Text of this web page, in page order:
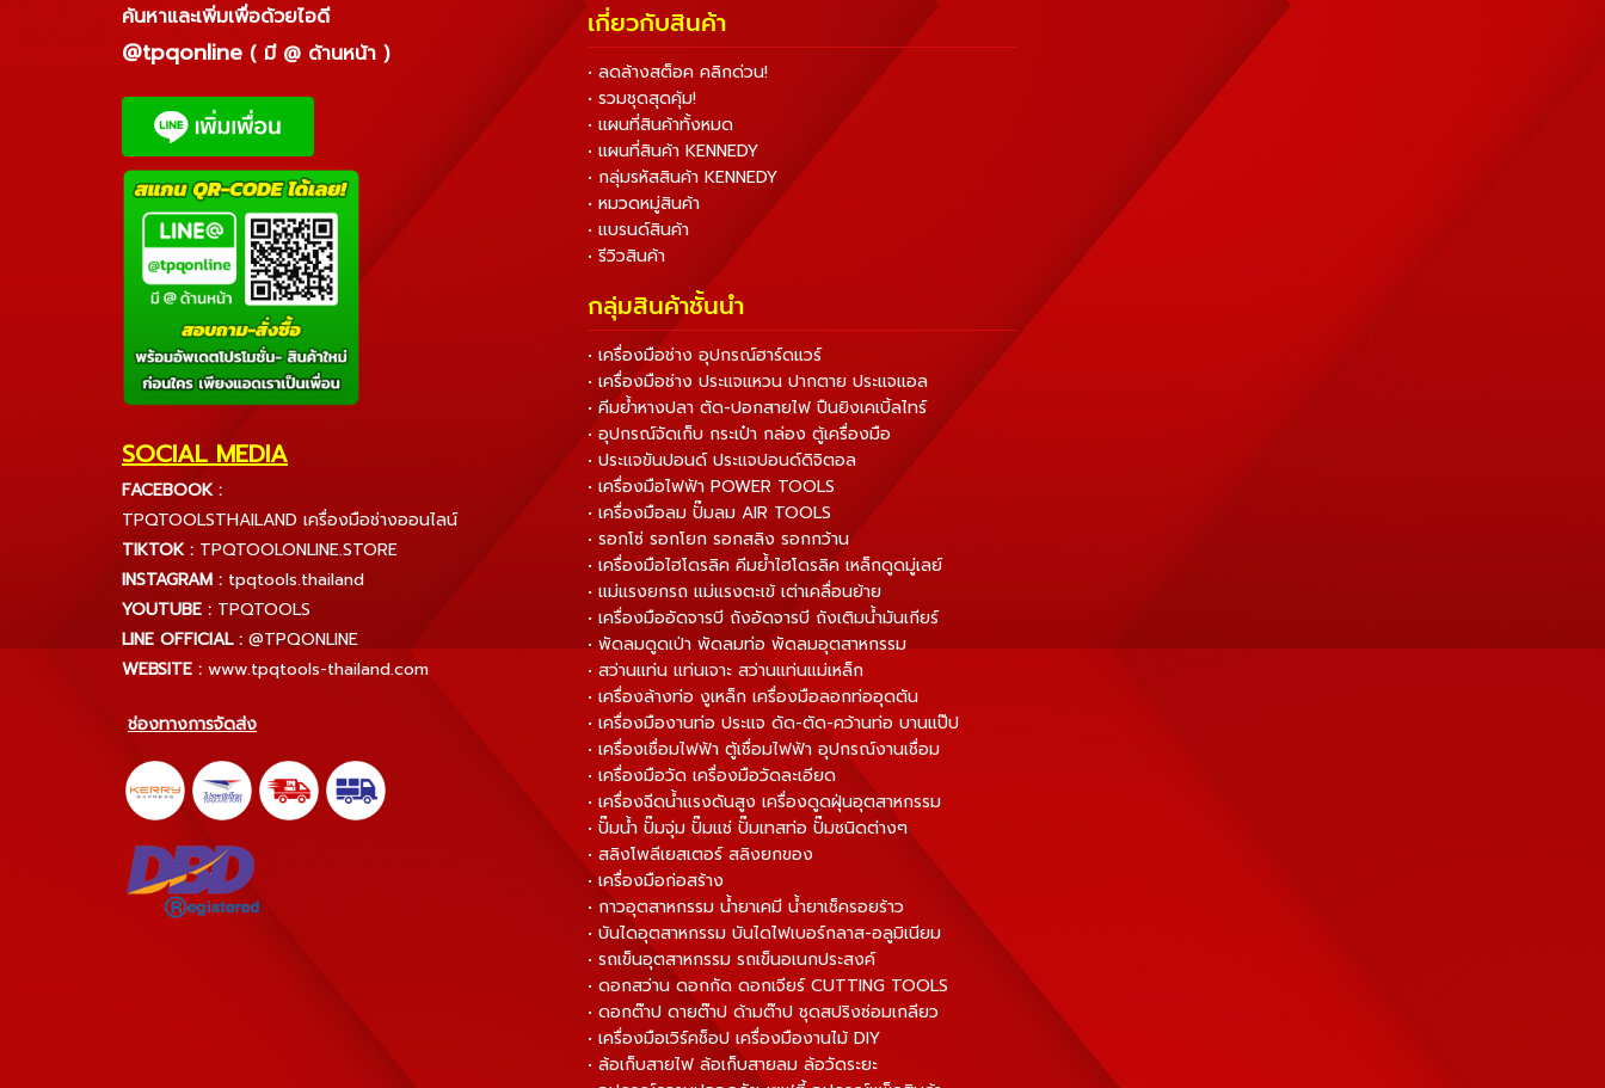
ค้นหาและเพิ่มเพื่อด้วยไอดี
@tpqonline ( มี @ ด้านหน้า )
SOCIAL MEDIA
FACEBOOK :
TPQTOOLSTHAILAND เครื่องมือช่างออนไลน์
TIKTOK : TPQTOOLONLINE.STORE
INSTAGRAM : tpqtools.thailand
YOUTUBE : TPQTOOLS
LINE OFFICIAL : @TPQONLINE
WEBSITE : www.tpqtools-thailand.com
ช่องทางการจัดส่ง
เกี่ยวกับสินค้า
• ลดล้างสต็อค คลิกด่วน!
• รวมชุดสุดคุ้ม!
• แผนที่สินค้าทั้งหมด
• แผนที่สินค้า KENNEDY
• กลุ่มรหัสสินค้า KENNEDY
• หมวดหมู่สินค้า
• แบรนด์สินค้า
• รีวิวสินค้า
กลุ่มสินค้าชั้นนำ
• เครื่องมือช่าง อุปกรณ์ฮาร์ดแวร์
• เครื่องมือช่าง ประแจแหวน ปากตาย ประแจแอล
• คีมย้ำหางปลา ตัด-ปอกสายไฟ ปืนยิงเคเบิ้ลไทร์
• อุปกรณ์จัดเก็บ กระเป๋า กล่อง ตู้เครื่องมือ
• ประแจขันปอนด์ ประแจปอนด์ดิจิตอล
• เครื่องมือไฟฟ้า POWER TOOLS
• เครื่องมือลม ปั๊มลม AIR TOOLS
• รอกโซ่ รอกโยก รอกสลิง รอกกว้าน
• เครื่องมือไฮโดรลิค คีมย้ำไฮโดรลิค เหล็กดูดมู่เลย์
• แม่แรงยกรถ แม่แรงตะเข้ เต่าเคลื่อนย้าย
• เครื่องมืออัดจารบี ถังอัดจารบี ถังเติมน้ำมันเกียร์
• พัดลมดูดเป่า พัดลมท่อ พัดลมอุตสาหกรรม
• สว่านแท่น แท่นเจาะ สว่านแท่นแม่เหล็ก
• เครื่องล้างท่อ งูเหล็ก เครื่องมือลอกท่ออุดตัน
• เครื่องมืองานท่อ ประแจ ดัด-ตัด-คว้านท่อ บานแป๊ป
• เครื่องเชื่อมไฟฟ้า ตู้เชื่อมไฟฟ้า อุปกรณ์งานเชื่อม
• เครื่องมือวัด เครื่องมือวัดละเอียด
• เครื่องฉีดน้ำแรงดันสูง เครื่องดูดฝุ่นอุตสาหกรรม
• ปั๊มน้ำ ปั๊มจุ่ม ปั๊มแช่ ปั๊มเทสท่อ ปั๊มชนิดต่างๆ
• สลิงโพลีเยสเตอร์ สลิงยกของ
• เครื่องมือก่อสร้าง
• กาวอุตสาหกรรม น้ำยาเคมี น้ำยาเช็ครอยร้าว
• บันไดอุตสาหกรรม บันไดไฟเบอร์กลาส-อลูมิเนียม
• รถเข็นอุตสาหกรรม รถเข็นอเนกประสงค์
• ดอกสว่าน ดอกกัด ดอกเจียร์ CUTTING TOOLS
• ดอกต๊าป ดายต๊าป ด้ามต๊าป ชุดสปริงซ่อมเกลียว
• เครื่องมือเวิร์คช็อป เครื่องมืองานไม้ DIY
• ล้อเก็บสายไฟ ล้อเก็บสายลม ล้อวัดระยะ